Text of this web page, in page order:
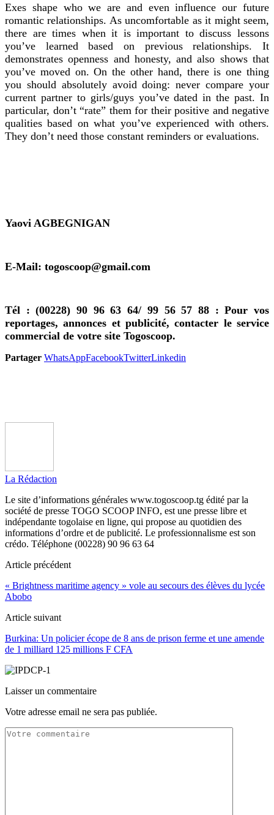
Exes shape who we are and even influence our future
romantic relationships. As uncomfortable as it might seem,
there are times when it is important to discuss lessons
you’ve learned based on previous relationships. It
demonstrates openness and honesty, and also shows that
you’ve moved on. On the other hand, there is one thing
you should absolutely avoid doing: never compare your
current partner to girls/guys you’ve dated in the past. In
particular, don’t “rate” them for their positive and negative
qualities based on what you’ve experienced with others.
They don’t need those constant reminders or evaluations.
Yaovi AGBEGNIGAN
E-Mail: togoscoop@gmail.com
Tél : (00228) 90 96 63 64/ 99 56 57 88 : Pour vos
reportages, annonces et publicité, contacter le service
commercial de votre site Togoscoop.
Partager WhatsAppFacebookTwitterLinkedin
La Rédaction
Le site d’informations générales www.togoscoop.tg édité par la
société de presse TOGO SCOOP INFO, est une presse libre et
indépendante togolaise en ligne, qui propose au quotidien des
informations d’ordre et de publicité. Le professionnalisme est son
crédo. Téléphone (00228) 90 96 63 64
Article précédent
« Brightness maritime agency » vole au secours des élèves du lycée
Abobo
Article suivant
Burkina: Un policier écope de 8 ans de prison ferme et une amende
de 1 milliard 125 millions F CFA
Laisser un commentaire
Votre adresse email ne sera pas publiée.